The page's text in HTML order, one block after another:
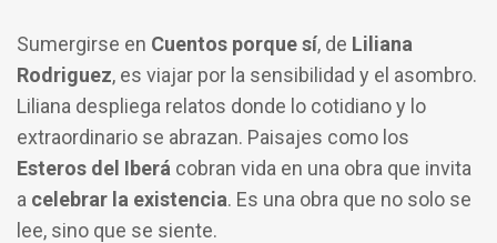
Sumergirse en Cuentos porque sí, de Liliana
Rodriguez, es viajar por la sensibilidad y el asombro.
Liliana despliega relatos donde lo cotidiano y lo
extraordinario se abrazan. Paisajes como los
Esteros del Iberá cobran vida en una obra que invita
a celebrar la existencia. Es una obra que no solo se
lee, sino que se siente.